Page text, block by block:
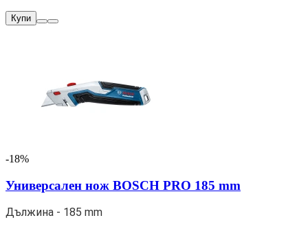
Купи
-18%
Универсален нож BOSCH PRO 185 mm
Дължина - 185 mm